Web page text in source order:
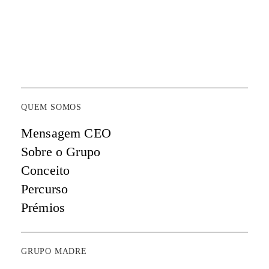
QUEM SOMOS
Mensagem CEO
Sobre o Grupo
Conceito
Percurso
Prémios
GRUPO MADRE